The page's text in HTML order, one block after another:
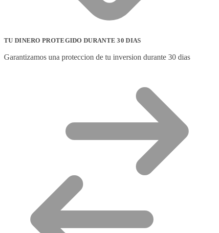
TU DINERO PROTEGIDO DURANTE 30 DIAS
Garantizamos una proteccion de tu inversion durante 30 dias